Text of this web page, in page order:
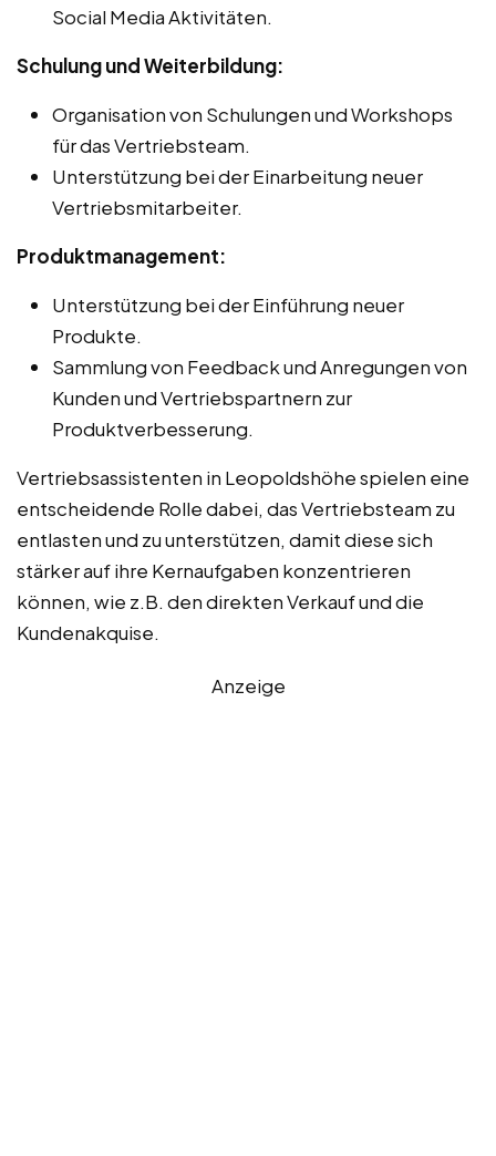
Social Media Aktivitäten.
Schulung und Weiterbildung:
Organisation von Schulungen und Workshops
für das Vertriebsteam.
Unterstützung bei der Einarbeitung neuer
Vertriebsmitarbeiter.
Produktmanagement:
Unterstützung bei der Einführung neuer
Produkte.
Sammlung von Feedback und Anregungen von
Kunden und Vertriebspartnern zur
Produktverbesserung.
Vertriebsassistenten in Leopoldshöhe spielen eine
entscheidende Rolle dabei, das Vertriebsteam zu
entlasten und zu unterstützen, damit diese sich
stärker auf ihre Kernaufgaben konzentrieren
können, wie z.B. den direkten Verkauf und die
Kundenakquise.
Anzeige